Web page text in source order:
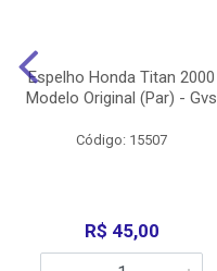
Espelho Honda Titan 2000
Modelo Original (Par) - Gvs
Código: 15507
R$ 45,00